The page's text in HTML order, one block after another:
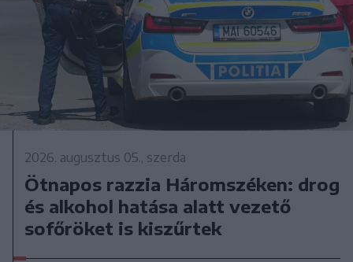
2026. augusztus 05., szerda
Ötnapos razzia Háromszéken: drog
és alkohol hatása alatt vezető
sofőröket is kiszűrtek